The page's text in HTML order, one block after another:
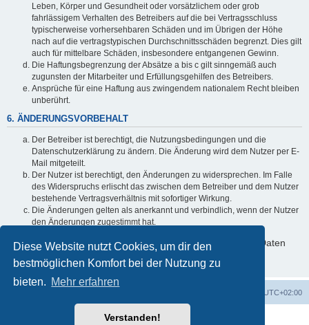
Diese Website nutzt Cookies, um dir den
bestmöglichen Komfort bei der Nutzung zu
bieten. Mehr erfahren
Verstanden!
Leben, Körper und Gesundheit oder vorsätzlichem oder grob
fahrlässigem Verhalten des Betreibers auf die bei Vertragsschluss
typischerweise vorhersehbaren Schäden und im Übrigen der Höhe
nach auf die vertragstypischen Durchschnittsschäden begrenzt. Dies gilt
auch für mittelbare Schäden, insbesondere entgangenen Gewinn.
Die Haftungsbegrenzung der Absätze a bis c gilt sinngemäß auch
zugunsten der Mitarbeiter und Erfüllungsgehilfen des Betreibers.
Ansprüche für eine Haftung aus zwingendem nationalem Recht bleiben
unberührt.
6. ÄNDERUNGSVORBEHALT
Der Betreiber ist berechtigt, die Nutzungsbedingungen und die
Datenschutzerklärung zu ändern. Die Änderung wird dem Nutzer per E-
Mail mitgeteilt.
Der Nutzer ist berechtigt, den Änderungen zu widersprechen. Im Falle
des Widerspruchs erlischt das zwischen dem Betreiber und dem Nutzer
bestehende Vertragsverhältnis mit sofortiger Wirkung.
Die Änderungen gelten als anerkannt und verbindlich, wenn der Nutzer
den Änderungen zugestimmt hat.
Informationen über den Umgang mit deinen persönlichen Daten
sind in der Datenschutzerklärung enthalten.
UTC+02:00
Powered byphpBB® Forum Software © phpBB Limited